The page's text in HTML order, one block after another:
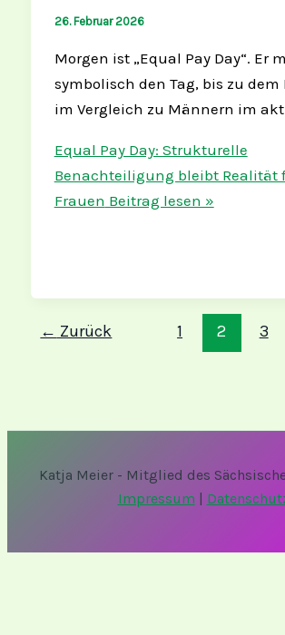
26. Februar 2026
Morgen ist „Equal Pay Day“. Er
symbolisch den Tag, bis zu dem
im Vergleich zu Männern im
Equal Pay Day: Strukturelle
Benachteiligung bleibt Realität
Frauen Beitrag lesen »
← Zurück 1 2 3
Katja Meier - Mitglied des
Impressum |